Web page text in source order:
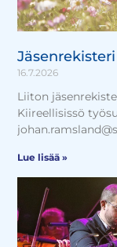
16.7.2026
Liiton
Kiireellisissö
Lue lisää »